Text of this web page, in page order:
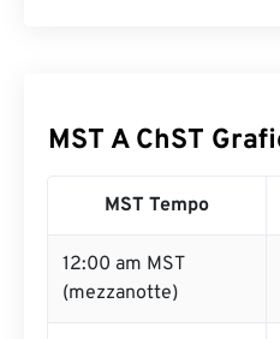
MST A ChST
MST Tempo
12:00 am MST
(mezzanotte)